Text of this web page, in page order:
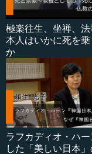
極楽往生、坐禅、
本人はいかに死を乗
か
ラフカディオ・ハー
した「美しい日本」